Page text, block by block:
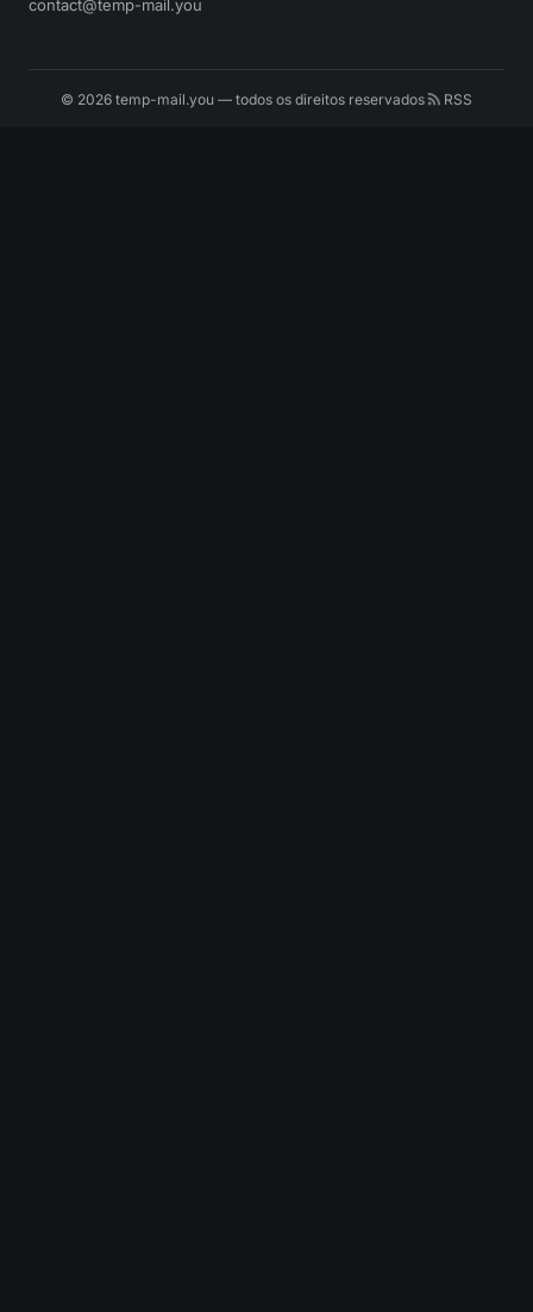
contact@temp-mail.you
© 2026 temp-mail.you — todos os direitos reservados RSS